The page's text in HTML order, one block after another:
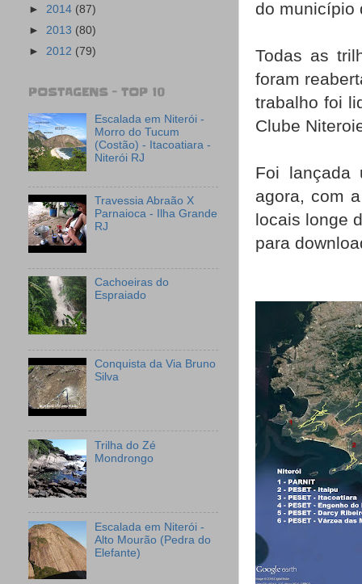
do município
Todas as
foram
trabalho foi
Clube
Foi lançada
agora, com
locais longe
para
► 2014 (87)
► 2013 (80)
► 2012 (79)
POSTAGENS - TOP 10
Escalada em Niterói -
Morro do Tucum
(Costão) - Itacoatiara -
Niterói RJ
Travessia Abraão X
Parnaioca - Ilha Grande
RJ
Cachoeiras do
Espraiado
Conquista da Via Bruno
Silva
Trilha do Zé
Mondrongo
Escalada em Niterói -
Alto Mourão (Pedra do
Elefante)